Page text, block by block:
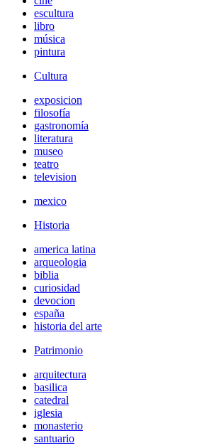
escultura
libro
música
pintura
Cultura
exposicion
filosofía
gastronomía
literatura
museo
teatro
television
mexico
Historia
america latina
arqueologia
biblia
curiosidad
devocion
españa
historia del arte
Patrimonio
arquitectura
basilica
catedral
iglesia
monasterio
santuario